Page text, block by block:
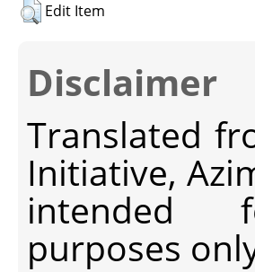
Edit Item
Disclaimer
Translated
Initiative,
intended
purposes